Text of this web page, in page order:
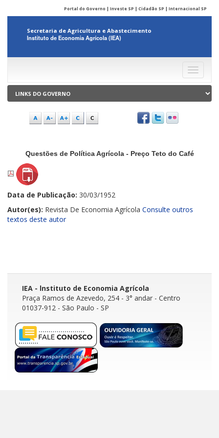
Portal do Governo | Investe SP | Cidadão SP | Internacional SP
Secretaria de Agricultura e Abastecimento
Instituto de Economia Agrícola (IEA)
Menu
Questões de Política Agrícola - Preço Teto do Café
Data de Publicação: 30/03/1952
Autor(es): Revista De Economia Agrícola Consulte outros
textos deste autor
IEA - lnstituto de Economia Agrícola
Praça Ramos de Azevedo, 254 - 3° andar - Centro
01037-912 - São Paulo - SP